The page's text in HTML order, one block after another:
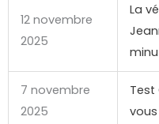
12 novembre
2025
La
7 novembre
2025
Test